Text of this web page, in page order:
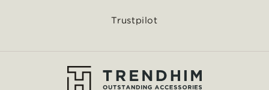
Trustpilot